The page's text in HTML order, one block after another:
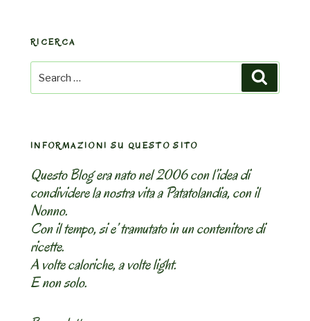
RICERCA
Search
for:
INFORMAZIONI SU QUESTO SITO
Questo Blog era nato nel 2006 con l’idea di
condividere la nostra vita a Patatolandia, con il
Nonno.
Con il tempo, si e’ tramutato in un contenitore di
ricette.
A volte caloriche, a volte light.
E non solo.